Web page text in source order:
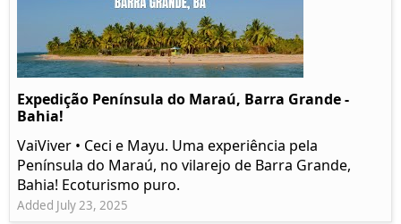
Expedição Península do Maraú, Barra Grande -
Bahia!
VaiViver • Ceci e Mayu. Uma experiência pela
Península do Maraú, no vilarejo de Barra Grande,
Bahia! Ecoturismo puro.
Added July 23, 2025